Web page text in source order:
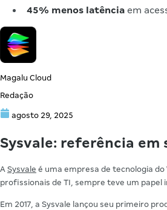
45% menos latênciaem
Magalu Cloud
Redação
agosto 29, 2025
Sysvale: referência em
A Sysvale é uma empresa de tecnologia
profissionais de TI, sempre teve um
Em 2017, a Sysvale lançou seu primeiro